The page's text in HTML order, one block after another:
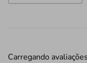
Carregando